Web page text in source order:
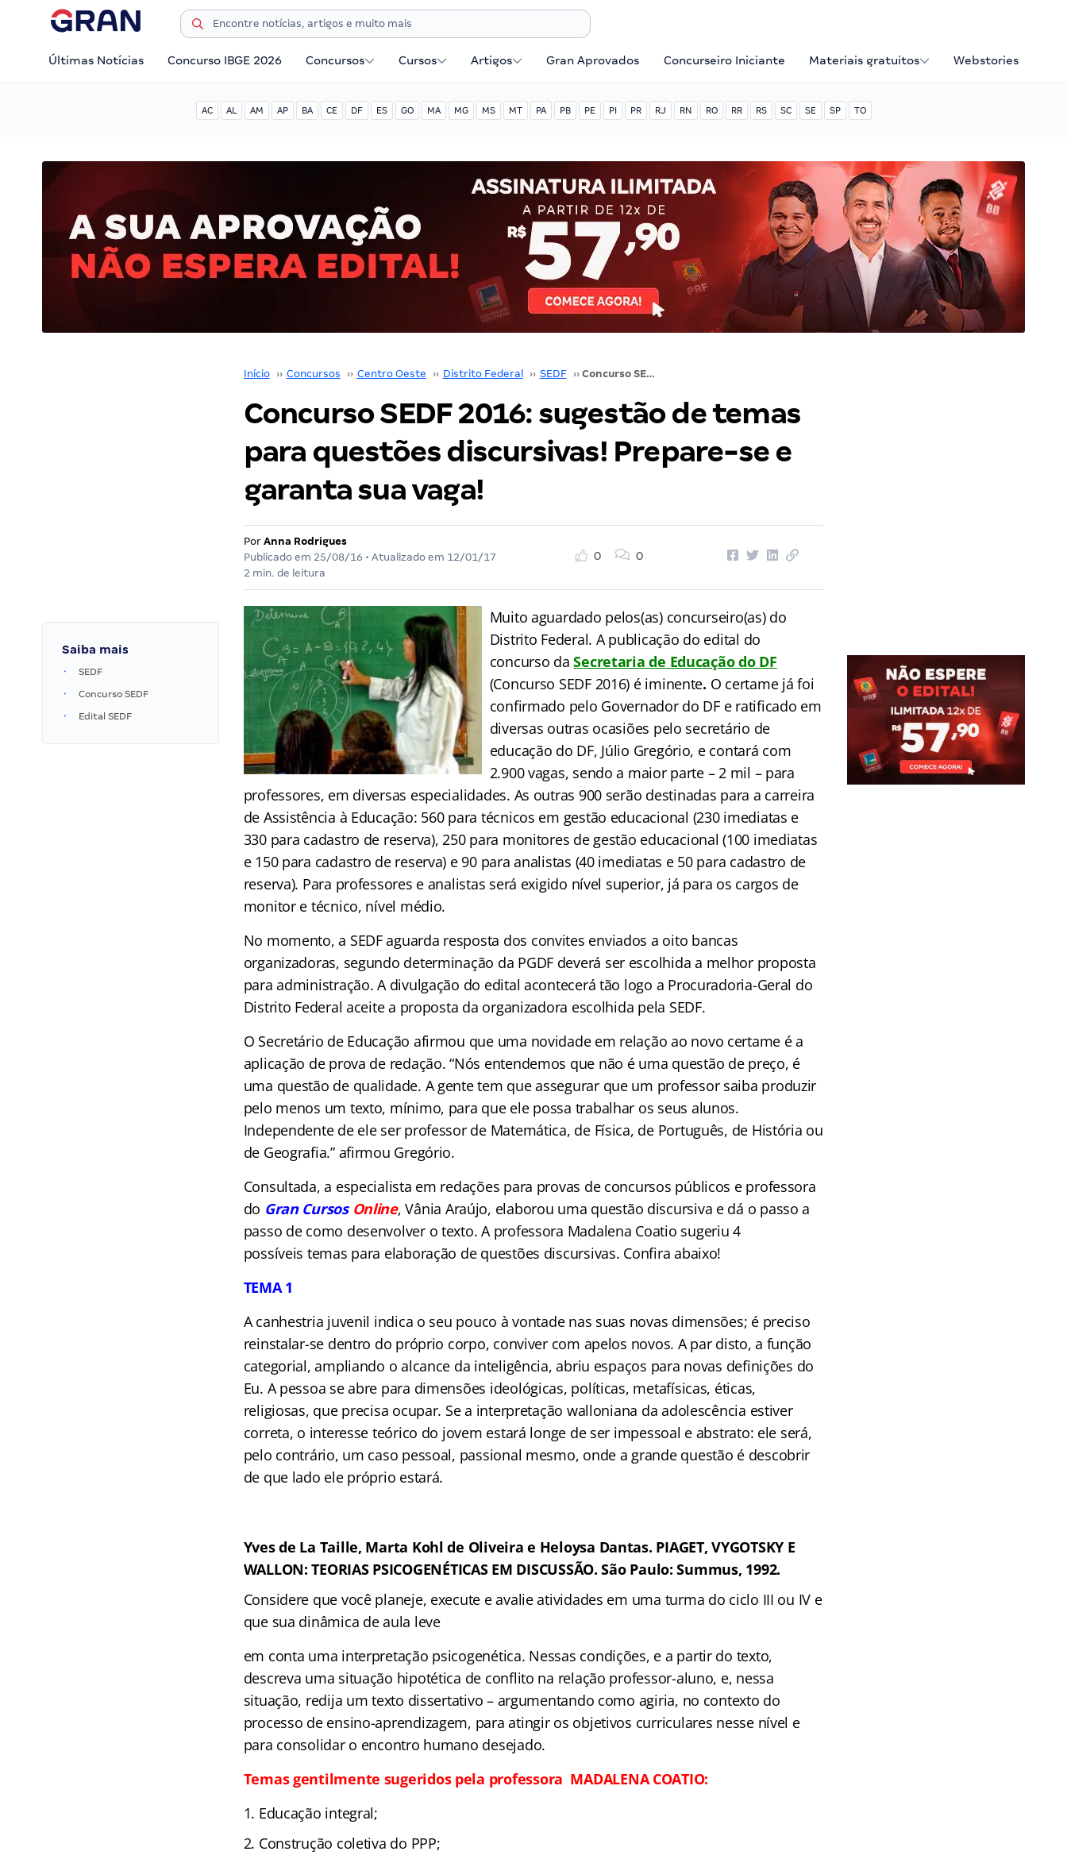
Últimas Notícias Concurso IBGE 2026 Concursos Cursos Artigos Gran Aprovados Concurseiro Iniciante Materiais gratuitos Webstories
AC AL AM AP BA CE DF ES GO MA MG MS MT PA PB PE PI PR RJ RN RO RR RS SC SE SP TO
Início ›› Concursos ›› Centro Oeste ›› Distrito Federal ›› SEDF ›› Concurso SEDF 2016: sugestão de temas para questões discursivas! Prepare-se e garanta sua vaga!
Concurso SEDF 2016: sugestão de temas
para questões discursivas! Prepare-se e
garanta sua vaga!
Por Anna Rodrigues
Publicado em 25/08/16 • Atualizado em 12/01/17
2 min. de leitura
0 0
Saiba mais
SEDF
Concurso SEDF
Edital SEDF
Muito aguardado pelos(as) concurseiro(as) do
Distrito Federal. A publicação do edital do
concurso daSecretaria de Educação do DF
(Concurso SEDF 2016) é iminente. O certame já foi
confirmado pelo Governador do DF e ratificado em
diversas outras ocasiões pelo secretário de
educação do DF, Júlio Gregório, e contará com
2.900 vagas, sendo a maior parte – 2 mil – para
professores, em diversas especialidades. As outras 900 serão destinadas para a carreira
de Assistência à Educação: 560 para técnicos em gestão educacional (230 imediatas e
330 para cadastro de reserva), 250 para monitores de gestão educacional (100 imediatas
e 150 para cadastro de reserva) e 90 para analistas (40 imediatas e 50 para cadastro de
reserva). Para professores e analistas será exigido nível superior, já para os cargos de
monitor e técnico, nível médio.
No momento, a SEDF aguarda resposta dos convites enviados a oito bancas
organizadoras, segundo determinação da PGDF deverá ser escolhida a melhor proposta
para administração. A divulgação do edital acontecerá tão logo a Procuradoria-Geral do
Distrito Federal aceite a proposta da organizadora escolhida pela SEDF.
O Secretário de Educação afirmou que uma novidade em relação ao novo certame é a
aplicação de prova de redação. “Nós entendemos que não é uma questão de preço, é
uma questão de qualidade. A gente tem que assegurar que um professor saiba produzir
pelo menos um texto, mínimo, para que ele possa trabalhar os seus alunos.
Independente de ele ser professor de Matemática, de Física, de Português, de História ou
de Geografia.” afirmou Gregório.
Consultada, a especialista em redações para provas de concursos públicos e professora
do Gran Cursos Online, Vânia Araújo, elaborou uma questão discursiva e dá o passo a
passo de como desenvolver o texto. A professora Madalena Coatio sugeriu 4
possíveis temas para elaboração de questões discursivas. Confira abaixo!
TEMA 1
A canhestria juvenil indica o seu pouco à vontade nas suas novas dimensões; é preciso
reinstalar-se dentro do próprio corpo, conviver com apelos novos. A par disto, a função
categorial, ampliando o alcance da inteligência, abriu espaços para novas definições do
Eu. A pessoa se abre para dimensões ideológicas, políticas, metafísicas, éticas,
religiosas, que precisa ocupar. Se a interpretação walloniana da adolescência estiver
correta, o interesse teórico do jovem estará longe de ser impessoal e abstrato: ele será,
pelo contrário, um caso pessoal, passional mesmo, onde a grande questão é descobrir
de que lado ele próprio estará.
Yves de La Taille, Marta Kohl de Oliveira e Heloysa Dantas. PIAGET, VYGOTSKY E
WALLON: TEORIAS PSICOGENÉTICAS EM DISCUSSÃO. São Paulo: Summus, 1992.
Considere que você planeje, execute e avalie atividades em uma turma do ciclo III ou IV e
que sua dinâmica de aula leve
em conta uma interpretação psicogenética. Nessas condições, e a partir do texto,
descreva uma situação hipotética de conflito na relação professor-aluno, e, nessa
situação, redija um texto dissertativo – argumentando como agiria, no contexto do
processo de ensino-aprendizagem, para atingir os objetivos curriculares nesse nível e
para consolidar o encontro humano desejado.
Temas gentilmente sugeridos pela professora MADALENA COATIO:
Educação integral;
Construção coletiva do PPP;